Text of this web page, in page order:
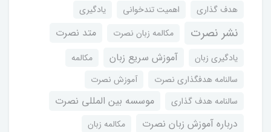
هدف گذاری
اهمیت تندخوانی یادگیری
نشر نصرت مکالمه زبان نصرت متد نصرت
یادگیری زبان آموزش سریع زبان
مکالمه
سالنامه هدفگذاری نصرت
آموزش نصرت
سالنامه هدف گذاری
موسسه بین المللی نصرت
درباره آموزش زبان نصرت
مکالمه زبان